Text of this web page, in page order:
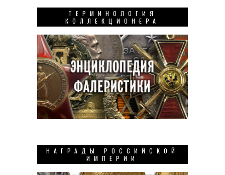
ТЕРМИНОЛОГИЯ
КОЛЛЕКЦИОНЕРА
НАГРАДЫ РОССИЙСКОЙ
ИМПЕРИИ